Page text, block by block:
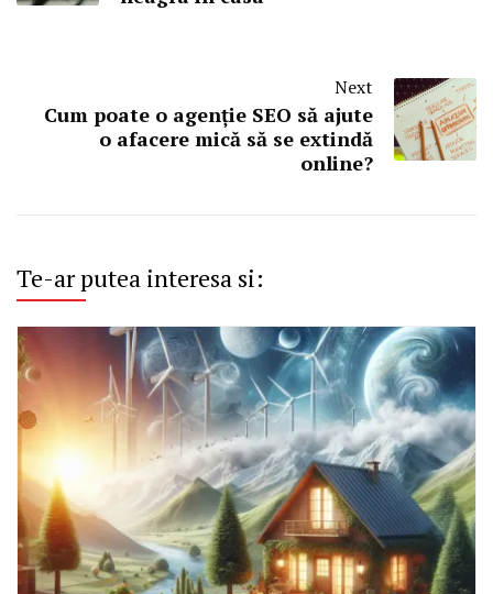
Next
Cum poate o agenție SEO să ajute
o afacere mică să se extindă
online?
Te-ar putea interesa si: